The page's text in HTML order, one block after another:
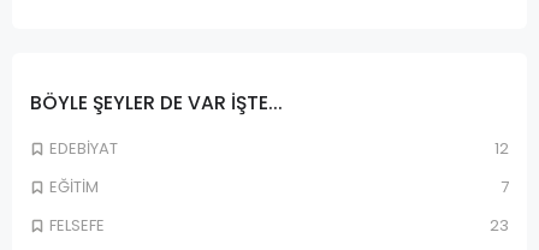
BÖYLE ŞEYLER DE VAR IŞTE...
EDEBİYAT
12
EĞİTİM
7
FELSEFE
23